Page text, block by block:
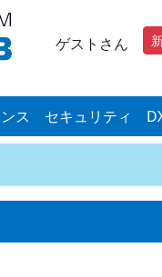
ゲストさん
ス セキュリティ